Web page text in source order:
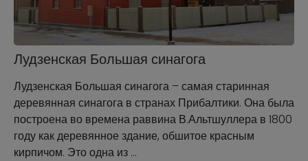
Лудзенская Большая синагога
Лудзенская Большая синагога – самая старинная
деревянная синагога в странах Прибалтики. Она была
построена во времена раввина В.Альтшуллера в 1800
году как деревянное здание, обшитое красным
кирпичом. Это одна из …